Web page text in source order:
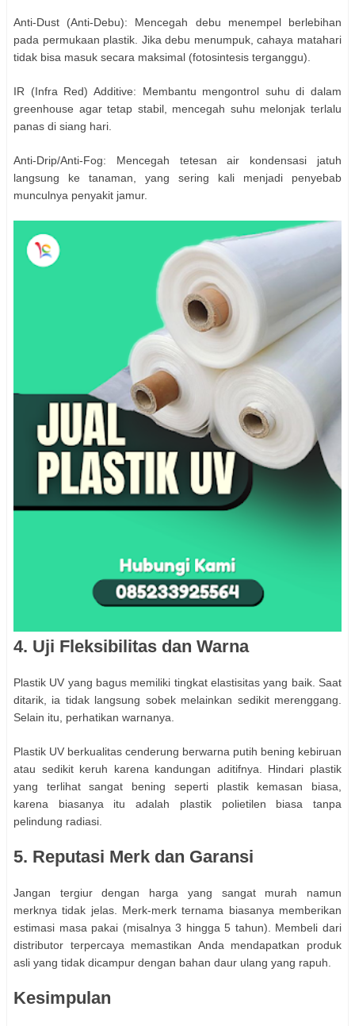
Anti-Dust (Anti-Debu): Mencegah debu menempel berlebihan
pada permukaan plastik. Jika debu menumpuk, cahaya matahari
tidak bisa masuk secara maksimal (fotosintesis terganggu).
IR (Infra Red) Additive: Membantu mengontrol suhu di dalam
greenhouse agar tetap stabil, mencegah suhu melonjak terlalu
panas di siang hari.
Anti-Drip/Anti-Fog: Mencegah tetesan air kondensasi jatuh
langsung ke tanaman, yang sering kali menjadi penyebab
munculnya penyakit jamur.
4. Uji Fleksibilitas dan Warna
Plastik UV yang bagus memiliki tingkat elastisitas yang baik. Saat
ditarik, ia tidak langsung sobek melainkan sedikit merenggang.
Selain itu, perhatikan warnanya.
Plastik UV berkualitas cenderung berwarna putih bening kebiruan
atau sedikit keruh karena kandungan aditifnya. Hindari plastik
yang terlihat sangat bening seperti plastik kemasan biasa,
karena biasanya itu adalah plastik polietilen biasa tanpa
pelindung radiasi.
5. Reputasi Merk dan Garansi
Jangan tergiur dengan harga yang sangat murah namun
merknya tidak jelas. Merk-merk ternama biasanya memberikan
estimasi masa pakai (misalnya 3 hingga 5 tahun). Membeli dari
distributor terpercaya memastikan Anda mendapatkan produk
asli yang tidak dicampur dengan bahan daur ulang yang rapuh.
Kesimpulan